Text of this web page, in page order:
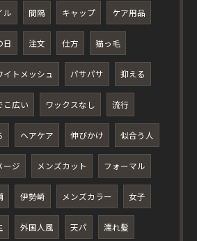
ル 間隔 キャップ ケア用品
日 注文 仕方 猫っ毛
イトメッシュ パサパサ 抑える
こ広い ワックスなし 流行
ヘアケア 伸びかけ 似合う人
ージ メンズカット フォーマル
伊勢崎 メンズカラー 女子
外国人風 天パ 濡れ髪